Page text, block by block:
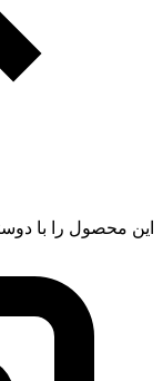
این محصول را با